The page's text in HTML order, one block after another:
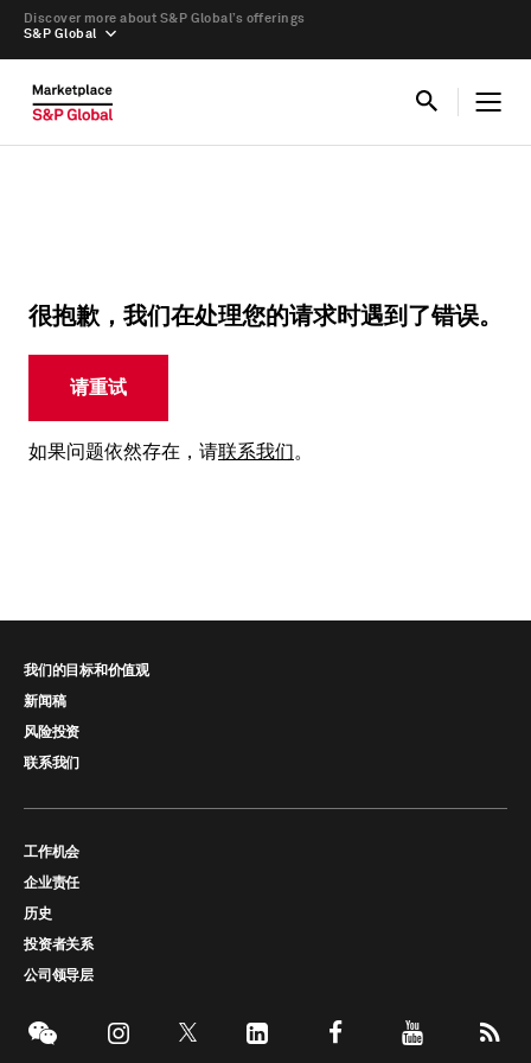
S&P Global
Discover more about S&P Global’s offerings
很抱歉，我们在处理您的请求时遇到了错误。
请重试
如果问题依然存在，请联系我们。
我们的目标和价值观
新闻稿
风险投资
联系我们
工作机会
企业责任
历史
投资者关系
公司领导层